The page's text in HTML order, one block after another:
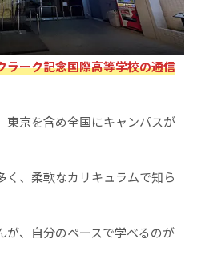
ラーク記念国際高等学校の通信
東京を含め全国にキャンパスが
く、柔軟なカリキュラムで知ら
が、自分のペースで学べるのが